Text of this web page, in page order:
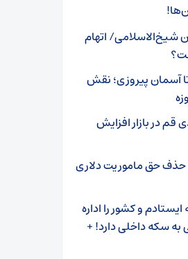
شیخ‌الاسلامی/ اتهام
آسمان پیروزی؛ نقش
قم در بازار افزایش
حذف حق ماموریت دلاری
و کشور را اداره
سکه داخلی دارد! +